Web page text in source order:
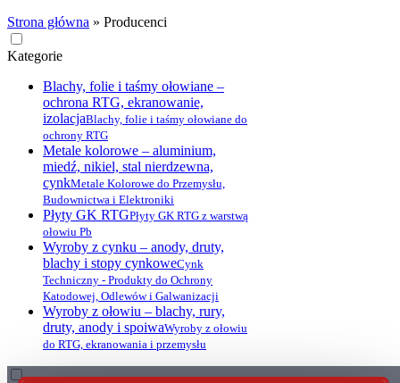
Strona główna » Producenci
Kategorie
Blachy, folie i taśmy ołowiane –
ochrona RTG, ekranowanie,
izolacjaBlachy, folie i taśmy ołowiane do
ochrony RTG
Metale kolorowe – aluminium,
miedź, nikiel, stal nierdzewna,
cynkMetale Kolorowe do Przemysłu,
Budownictwa i Elektroniki
Płyty GK RTGPłyty GK RTG z warstwą
ołowiu Pb
Wyroby z cynku – anody, druty,
blachy i stopy cynkoweCynk
Techniczny - Produkty do Ochrony
Katodowej, Odlewów i Galwanizacji
Wyroby z ołowiu – blachy, rury,
druty, anody i spoiwaWyroby z ołowiu
do RTG, ekranowania i przemysłu